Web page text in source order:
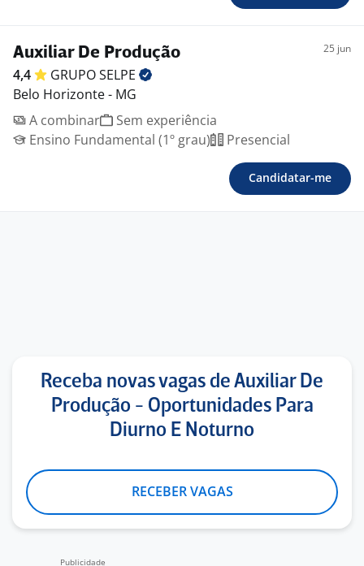
Auxiliar De Produção 25 jun
4,4 GRUPOSELPE
Belo Horizonte - MG
A combinar
Sem experiência
Ensino Fundamental (1º grau)
Presencial
Candidatar-me
Receba novas vagas de Auxiliar De
Produção - Oportunidades Para
Diurno E Noturno
RECEBER VAGAS